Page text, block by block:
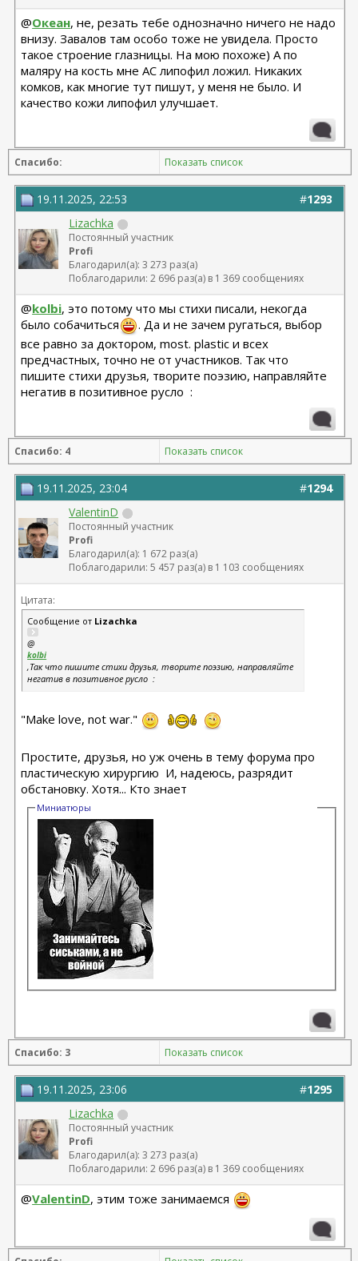
@Океан, не, резать тебе однозначно ничего не надо
внизу. Завалов там особо тоже не увидела. Просто
такое строение глазницы. На мою похоже) А по
маляру на кость мне АС липофил ложил. Никаких
комков, как многие тут пишут, у меня не было. И
качество кожи липофил улучшает.
Спасибо: Показать список
#1293
19.11.2025, 22:53
Lizachka
Постоянный участник
Profi
Благодарил(а): 3 273 раз(а)
Поблагодарили: 2 696 раз(а) в 1 369 сообщениях
@kolbi, это потому что мы стихи писали, некогда
было собачиться
. Да и не зачем ругаться, выбор
все равно за доктором, most. plastic и всех
предчастных, точно не от участников. Так что
пишите стихи друзья, творите поэзию, направляйте
негатив в позитивное русло :
Спасибо: 4 Показать список
#1294
19.11.2025, 23:04
ValentinD
Постоянный участник
Profi
Благодарил(а): 1 672 раз(а)
Поблагодарили: 5 457 раз(а) в 1 103 сообщениях
Цитата:
Сообщение от Lizachka
@
kolbi
,Так что пишите стихи друзья, творите поэзию, направляйте
негатив в позитивное русло :
"Make love, not war."
Простите, друзья, но уж очень в тему форума про
пластическую хирургию И, надеюсь, разрядит
обстановку. Хотя... Кто знает
Миниатюры
Спасибо: 3 Показать список
#1295
19.11.2025, 23:06
Lizachka
Постоянный участник
Profi
Благодарил(а): 3 273 раз(а)
Поблагодарили: 2 696 раз(а) в 1 369 сообщениях
@ValentinD, этим тоже занимаемся